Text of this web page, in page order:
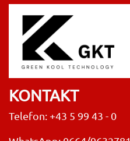
KONTAKT
Telefon: +43 5 99 43 - 0